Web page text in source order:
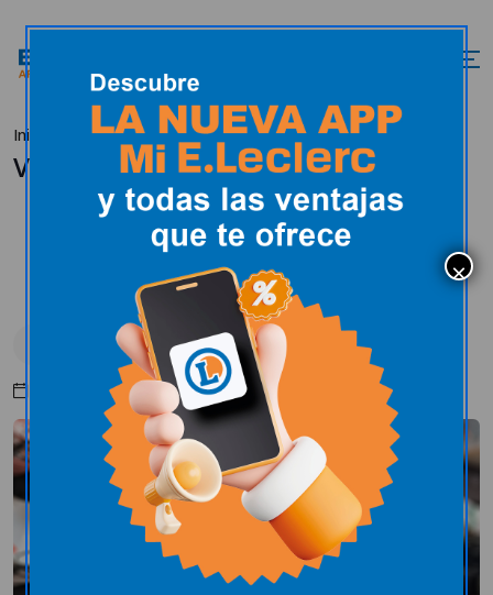
Inicio Actualidad Hogar Vajillas
Vajillas
Febrero 6, 2024